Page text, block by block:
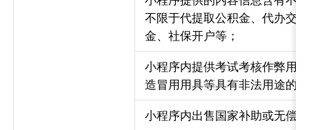
不限于代提取公积金、代办交
金、社保开户等；
小程序内提供考试考核作弊用
造冒用用具等具有非法用途的
小程序内出售国家补助或无偿